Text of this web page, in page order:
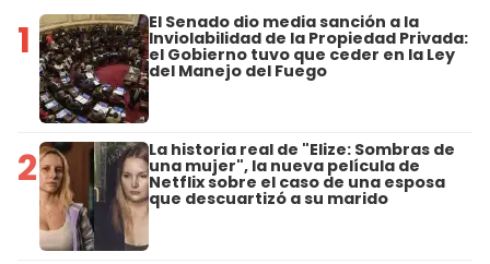
1 El Senado dio media sanción a la
Inviolabilidad de la Propiedad Privada:
el Gobierno tuvo que ceder en la Ley
del Manejo del Fuego
2 La historia real de "Elize: Sombras de
una mujer", la nueva película de
Netflix sobre el caso de una esposa
que descuartizó a su marido